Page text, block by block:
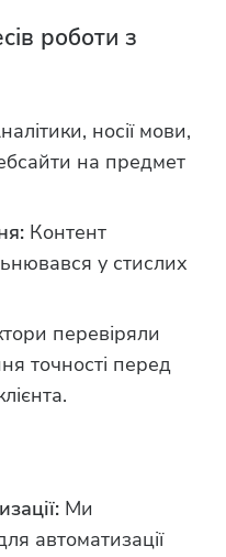
роботи з
носії мови,
на предмет
Контент
у стислих
перевіряли
точності перед
Ми
автоматизації